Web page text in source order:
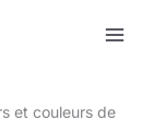
et couleurs de